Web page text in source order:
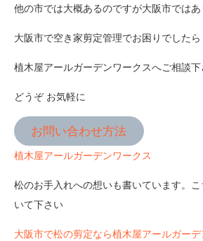
他の市では大概あるのですが大阪市では
大阪市で空き家剪定管理でお困りでしたら
植木屋アールガーデンワークスへご相談
どうぞ お気軽に
お問い合わせ方法
植木屋アールガーデンワークス
松のお手入れへの想いも書いています。
いて下さい
大阪市で松の剪定なら植木屋アールガー